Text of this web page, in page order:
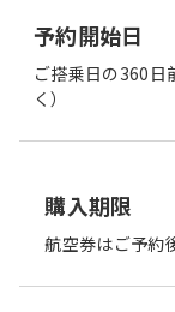
予約開始日
ご搭乗日の360日
く）
購入期限
航空券はご予約